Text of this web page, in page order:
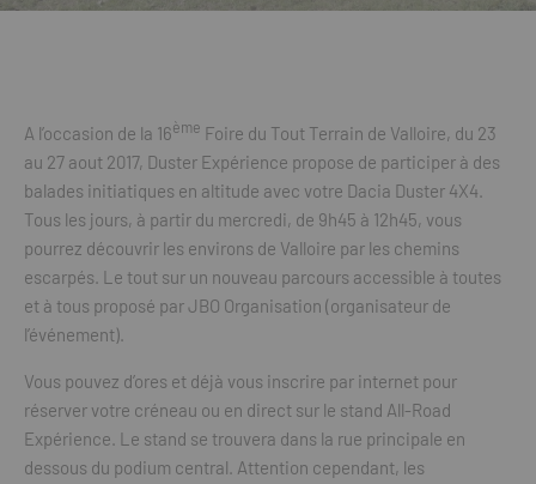
A l’occasion de la 16ème Foire du Tout Terrain de Valloire, du 23
au 27 aout 2017, Duster Expérience propose de participer à des
balades initiatiques en altitude avec votre Dacia Duster 4X4.
Tous les jours, à partir du mercredi, de 9h45 à 12h45, vous
pourrez découvrir les environs de Valloire par les chemins
escarpés. Le tout sur un nouveau parcours accessible à toutes
et à tous proposé par JBO Organisation (organisateur de
l’événement).
Vous pouvez d’ores et déjà vous inscrire par internet pour
réserver votre créneau ou en direct sur le stand All-Road
Expérience. Le stand se trouvera dans la rue principale en
dessous du podium central. Attention cependant, les